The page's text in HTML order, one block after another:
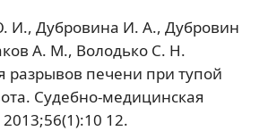
И., Дубровина И. А., Дубровин
А. М., Володько С. Н.
разрывов печени при тупой
Судебно-медицинская
2013;56(1):10 12.